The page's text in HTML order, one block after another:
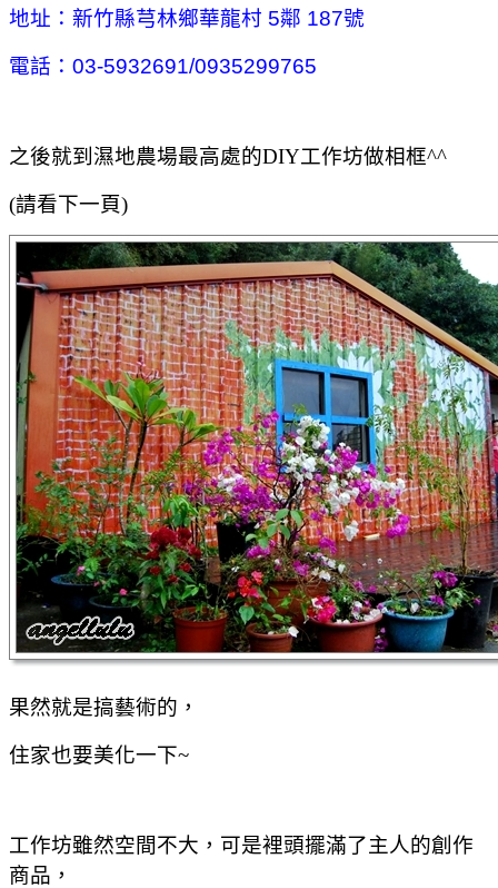
地址：新竹縣芎林鄉華龍村 5鄰 187號
電話：03-5932691/0935299765
之後就到濕地農場最高處的DIY工作坊做相框^^
(請看下一頁)
果然就是搞藝術的，
住家也要美化一下~
工作坊雖然空間不大，可是裡頭擺滿了主人的創作
商品，